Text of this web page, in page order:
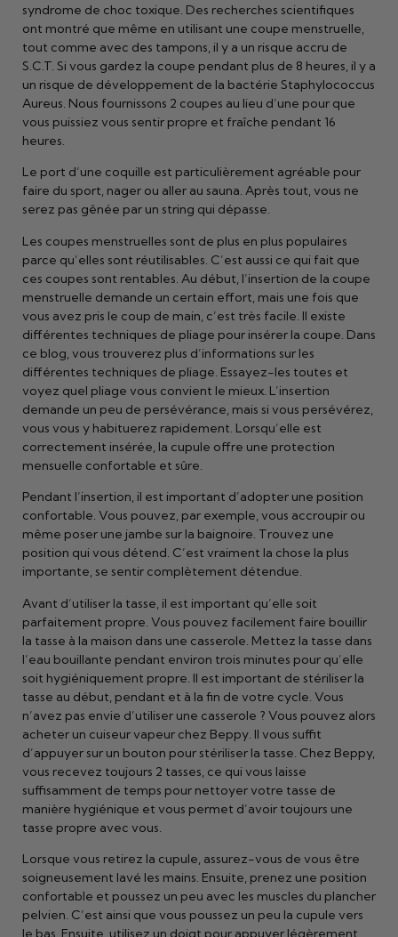
syndrome de choc toxique. Des recherches scientifiques
ont montré que même en utilisant une coupe menstruelle,
tout comme avec des tampons, il y a un risque accru de
S.C.T. Si vous gardez la coupe pendant plus de 8 heures, il y a
un risque de développement de la bactérie Staphylococcus
Aureus. Nous fournissons 2 coupes au lieu d’une pour que
vous puissiez vous sentir propre et fraîche pendant 16
heures.
Le port d’une coquille est particulièrement agréable pour
faire du sport, nager ou aller au sauna. Après tout, vous ne
serez pas gênée par un string qui dépasse.
Les coupes menstruelles sont de plus en plus populaires
parce qu’elles sont réutilisables. C’est aussi ce qui fait que
ces coupes sont rentables. Au début, l’insertion de la coupe
menstruelle demande un certain effort, mais une fois que
vous avez pris le coup de main, c’est très facile. Il existe
différentes techniques de pliage pour insérer la coupe. Dans
ce blog, vous trouverez plus d’informations sur les
différentes techniques de pliage. Essayez-les toutes et
voyez quel pliage vous convient le mieux. L’insertion
demande un peu de persévérance, mais si vous persévérez,
vous vous y habituerez rapidement. Lorsqu’elle est
correctement insérée, la cupule offre une protection
mensuelle confortable et sûre.
Pendant l’insertion, il est important d’adopter une position
confortable. Vous pouvez, par exemple, vous accroupir ou
même poser une jambe sur la baignoire. Trouvez une
position qui vous détend. C’est vraiment la chose la plus
importante, se sentir complètement détendue.
Avant d’utiliser la tasse, il est important qu’elle soit
parfaitement propre. Vous pouvez facilement faire bouillir
la tasse à la maison dans une casserole. Mettez la tasse dans
l’eau bouillante pendant environ trois minutes pour qu’elle
soit hygiéniquement propre. Il est important de stériliser la
tasse au début, pendant et à la fin de votre cycle. Vous
n’avez pas envie d’utiliser une casserole ? Vous pouvez alors
acheter un cuiseur vapeur chez Beppy. Il vous suffit
d’appuyer sur un bouton pour stériliser la tasse. Chez Beppy,
vous recevez toujours 2 tasses, ce qui vous laisse
suffisamment de temps pour nettoyer votre tasse de
manière hygiénique et vous permet d’avoir toujours une
tasse propre avec vous.
Lorsque vous retirez la cupule, assurez-vous de vous être
soigneusement lavé les mains. Ensuite, prenez une position
confortable et poussez un peu avec les muscles du plancher
pelvien. C’est ainsi que vous poussez un peu la cupule vers
le bas. Ensuite, utilisez un doigt pour appuyer légèrement